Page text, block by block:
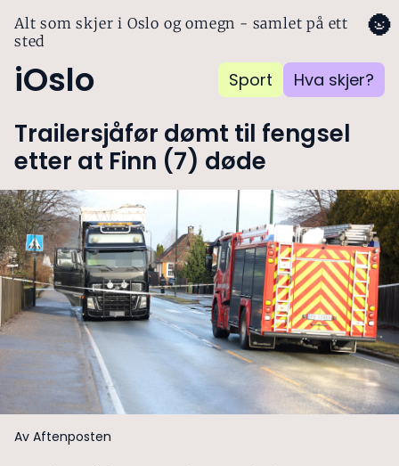
Alt som skjer i Oslo og omegn - samlet på ett
sted
iOslo Sport Hva skjer?
🌚
Trailersjåfør dømt til fengsel
etter at Finn (7) døde
Av Aftenposten